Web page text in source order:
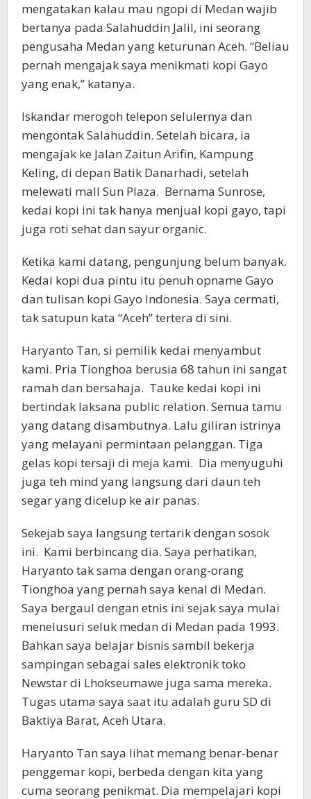
mengatakan kalau mau ngopi di Medan wajib
bertanya pada Salahuddin Jalil, ini seorang
pengusaha Medan yang keturunan Aceh. “Beliau
pernah mengajak saya menikmati kopi Gayo
yang enak,” katanya.
Iskandar merogoh telepon selulernya dan
mengontak Salahuddin. Setelah bicara, ia
mengajak ke Jalan Zaitun Arifin, Kampung
Keling, di depan Batik Danarhadi, setelah
melewati mall Sun Plaza. Bernama Sunrose,
kedai kopi ini tak hanya menjual kopi gayo, tapi
juga roti sehat dan sayur organic.
Ketika kami datang, pengunjung belum banyak.
Kedai kopi dua pintu itu penuh opname Gayo
dan tulisan kopi Gayo Indonesia. Saya cermati,
tak satupun kata “Aceh” tertera di sini.
Haryanto Tan, si pemilik kedai menyambut
kami. Pria Tionghoa berusia 68 tahun ini sangat
ramah dan bersahaja. Tauke kedai kopi ini
bertindak laksana public relation. Semua tamu
yang datang disambutnya. Lalu giliran istrinya
yang melayani permintaan pelanggan. Tiga
gelas kopi tersaji di meja kami. Dia menyuguhi
juga teh mind yang langsung dari daun teh
segar yang dicelup ke air panas.
Sekejab saya langsung tertarik dengan sosok
ini. Kami berbincang dia. Saya perhatikan,
Haryanto tak sama dengan orang-orang
Tionghoa yang pernah saya kenal di Medan.
Saya bergaul dengan etnis ini sejak saya mulai
menelusuri seluk medan di Medan pada 1993.
Bahkan saya belajar bisnis sambil bekerja
sampingan sebagai sales elektronik toko
Newstar di Lhokseumawe juga sama mereka.
Tugas utama saya saat itu adalah guru SD di
Baktiya Barat, Aceh Utara.
Haryanto Tan saya lihat memang benar-benar
penggemar kopi, berbeda dengan kita yang
cuma seorang penikmat. Dia mempelajari kopi